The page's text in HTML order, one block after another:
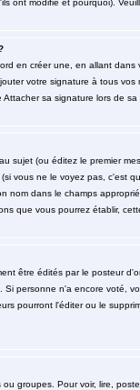
ont modifié et pourquoi).
en créer une, en allant
votre signature à tous
sa signature lors de sa
sujet (ou éditez le premier
vous ne le voyez pas, c'est
nom dans le champs
que vous pourrez établir,
être édités par le posteur
personne n'a encore voté,
pourront l'éditer ou le
groupes. Pour voir, lire,